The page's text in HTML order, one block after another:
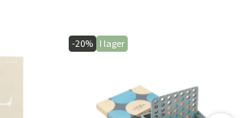
-20% I lager